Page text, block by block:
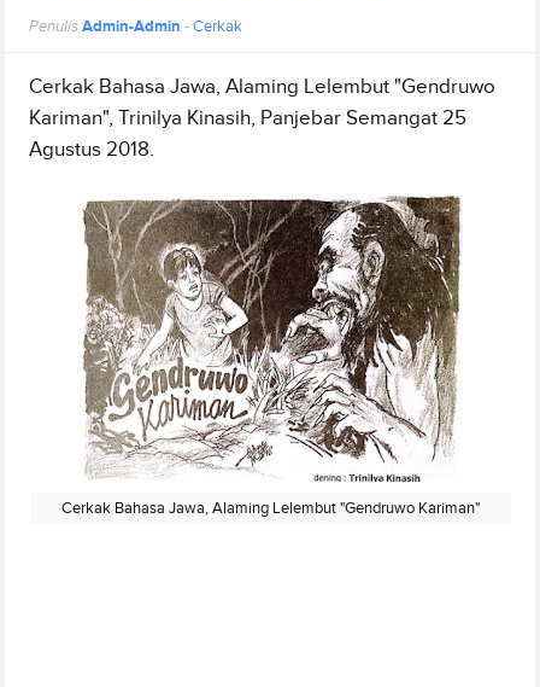
PenulisAdmin-Admin -Cerkak
Cerkak Bahasa Jawa, Alaming Lelembut "Gendruwo
Kariman", Trinilya Kinasih, Panjebar Semangat 25
Agustus 2018.
Cerkak Bahasa Jawa, Alaming Lelembut "Gendruwo Kariman"